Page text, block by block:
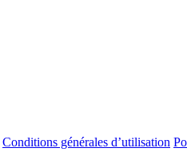
Conditions générales d’utilisation